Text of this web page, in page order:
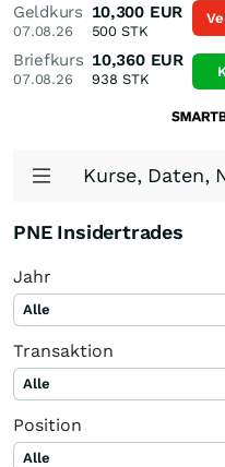
Geldkurs
07.08.26
10,300 EUR
500 STK
Briefkurs
07.08.26
10,360 EUR
938 STK
Kurse, Daten,
PNE Insidertrades
Jahr
Alle
Transaktion
Alle
Position
Alle